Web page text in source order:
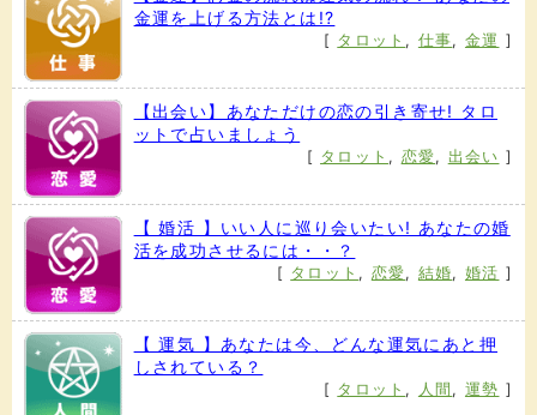
金運を上げる方法とは!?
[ タロット , 仕事, 金運 ]
【出会い】あなただけの恋の引き寄せ! タロ
ットで占いましょう
[ タロット , 恋愛, 出会い ]
【 婚活 】いい人に巡り会いたい! あなたの婚
活を成功させるには・・？
[ タロット , 恋愛, 結婚, 婚活 ]
【 運気 】あなたは今、どんな運気にあと押
しされている？
[ タロット , 人間 , 運勢 ]